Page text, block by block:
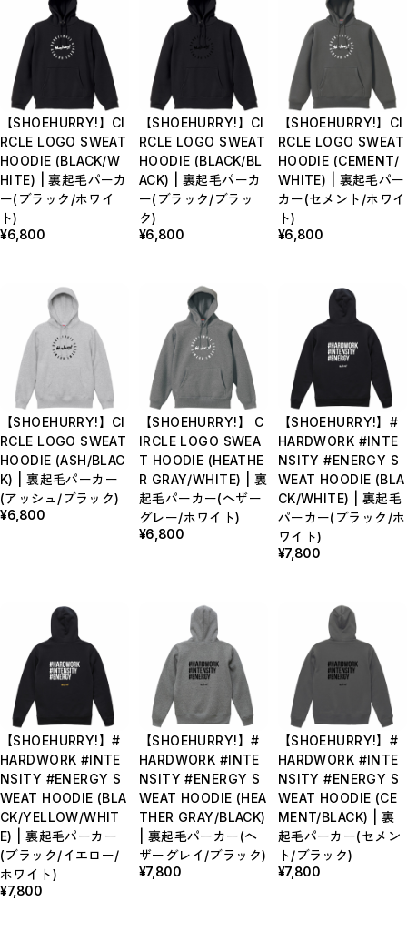
【SHOEHURRY!】CI
RCLE LOGO SWEAT
HOODIE (BLACK/W
HITE) | 裏起毛パーカ
ー(ブラック/ホワイ
ト)
¥6,800
【SHOEHURRY!】CI
RCLE LOGO SWEAT
HOODIE (BLACK/BL
ACK) | 裏起毛パーカ
ー(ブラック/ブラッ
ク)
¥6,800
【SHOEHURRY!】CI
RCLE LOGO SWEAT
HOODIE (CEMENT/
WHITE) | 裏起毛パー
カー(セメント/ホワイ
ト)
¥6,800
【SHOEHURRY!】CI
RCLE LOGO SWEAT
HOODIE (ASH/BLAC
K) | 裏起毛パーカー
(アッシュ/ブラック)
¥6,800
【SHOEHURRY!】 C
IRCLE LOGO SWEA
T HOODIE (HEATHE
R GRAY/WHITE) | 裏
起毛パーカー(ヘザー
グレー/ホワイト)
¥6,800
【SHOEHURRY!】#
HARDWORK #INTE
NSITY #ENERGY S
WEAT HOODIE (BLA
CK/WHITE) | 裏起毛
パーカー(ブラック/ホ
ワイト)
¥7,800
【SHOEHURRY!】#
HARDWORK #INTE
NSITY #ENERGY S
WEAT HOODIE (BLA
CK/YELLOW/WHIT
E) | 裏起毛パーカー
(ブラック/イエロー/
ホワイト)
¥7,800
【SHOEHURRY!】#
HARDWORK #INTE
NSITY #ENERGY S
WEAT HOODIE (HEA
THER GRAY/BLACK)
| 裏起毛パーカー(ヘ
ザーグレイ/ブラック)
¥7,800
【SHOEHURRY!】#
HARDWORK #INTE
NSITY #ENERGY S
WEAT HOODIE (CE
MENT/BLACK) | 裏
起毛パーカー(セメン
ト/ブラック)
¥7,800